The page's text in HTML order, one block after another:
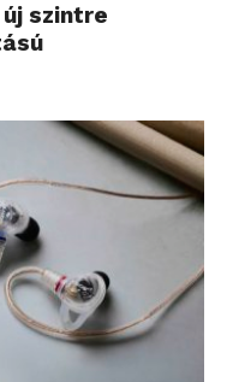
új szintre